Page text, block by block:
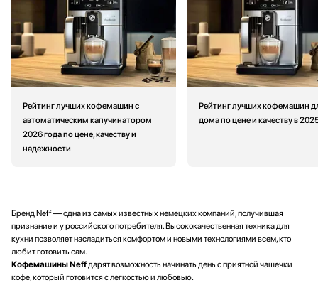
Рейтинг лучших кофемашин с
автоматическим капучинатором
2026 года по цене, качеству и
надежности
Рейтинг лучших кофемашин
дома по цене и качеству в
Бренд Neff — одна из самых известных немецких компаний, получившая
признание и у российского потребителя. Высококачественная техника для
кухни позволяет насладиться комфортом и новыми технологиями всем, кто
любит готовить сам.
Кофемашины Neffдарят возможность начинать день с приятной чашечки
кофе, который готовится с легкостью и любовью.